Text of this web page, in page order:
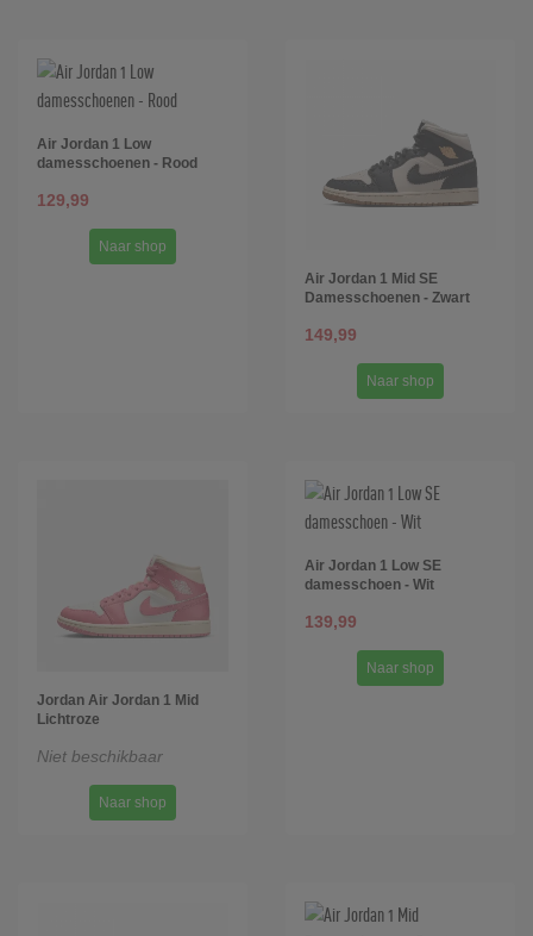
Air Jordan 1 Low
damesschoenen - Rood
129,99
Naar shop
Air Jordan 1 Mid SE
Damesschoenen - Zwart
149,99
Naar shop
Jordan Air Jordan 1 Mid
Lichtroze
Niet beschikbaar
Naar shop
Air Jordan 1 Low SE
damesschoen - Wit
139,99
Naar shop